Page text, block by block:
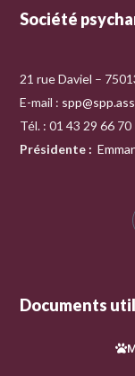
Société
21 rue Daviel –
E-mail :
Tél. : 01 43 29 66 70
Présidente :
Documents